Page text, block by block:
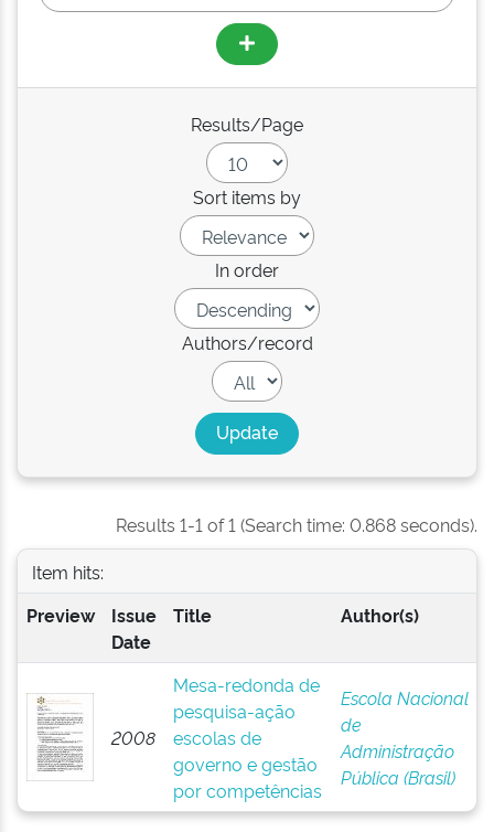
Results/Page
Sort items by
In order
Authors/record
Results 1-1 of 1 (Search time: 0.868 seconds).
Item hits:
Preview
Issue
Date
Title Author(s)
2008
Mesa-redonda de
pesquisa-ação
escolas de
governo e gestão
por competências
Escola Nacional
de
Administração
Pública (Brasil)